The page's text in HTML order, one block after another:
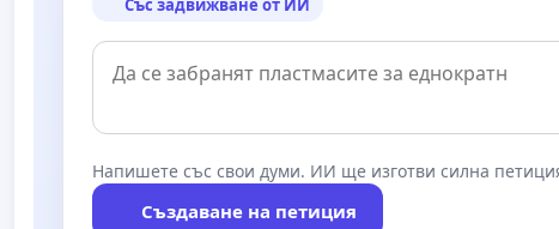
Напишете със свои думи. ИИ ще изготви силна
Създаване на петиция